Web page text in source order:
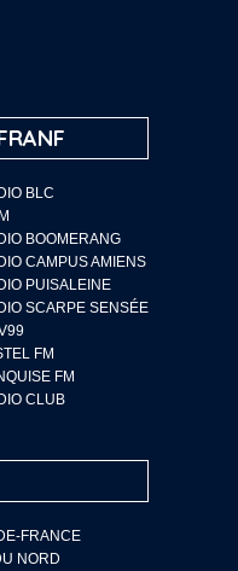
BLC
BOOMERANG
CAMPUS AMIENS
PUISALEINE
SCARPE SENSÉE
FM
FM
CLUB
FRANCE
NORD